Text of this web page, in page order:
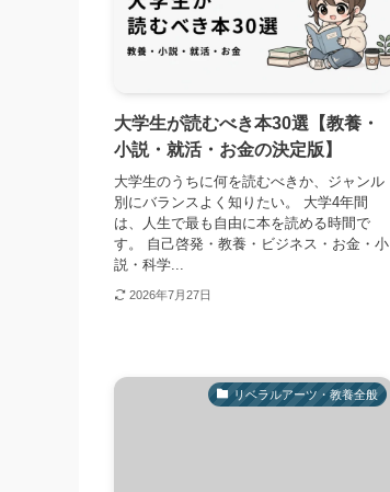
大学生が読むべき本30選【教養・
小説・就活・お金の決定版】
大学生のうちに何を読むべきか、ジャンル
別にバランスよく知りたい。 大学4年間
は、人生で最も自由に本を読める時間で
す。 自己啓発・教養・ビジネス・お金・小
説・科学...
2026年7月27日
リベラルアーツ・教養全般